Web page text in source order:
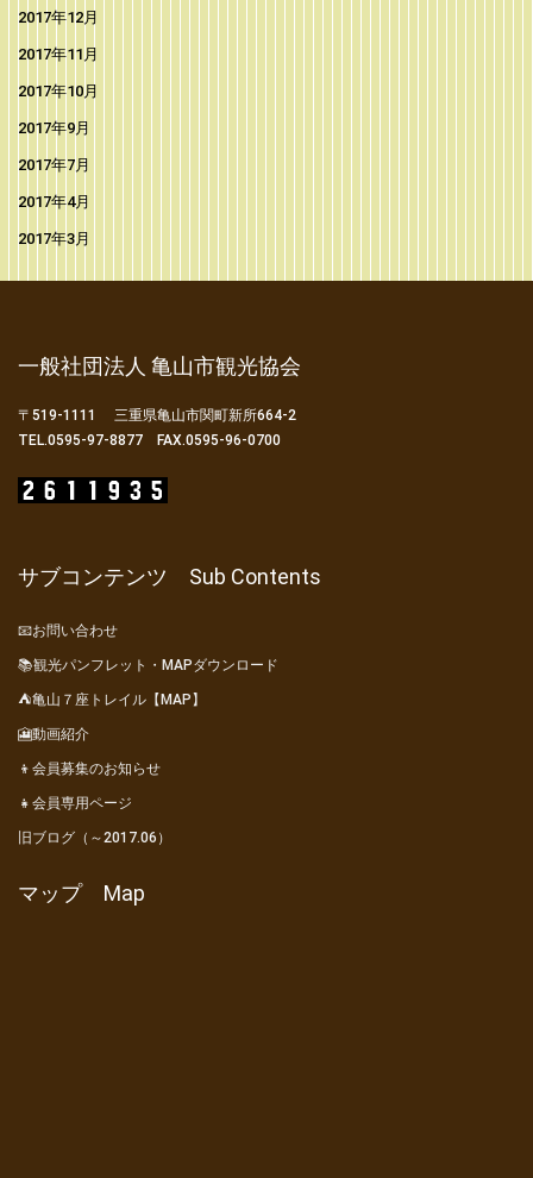
2017年12月
2017年11月
2017年10月
2017年9月
2017年7月
2017年4月
2017年3月
一般社団法人 亀山市観光協会
〒519-1111 三重県亀山市関町新所664-2
TEL.0595-97-8877 FAX.0595-96-0700
サブコンテンツ Sub Contents
📧お問い合わせ
📚観光パンフレット・MAPダウンロード
⛺亀山７座トレイル【MAP】
🎦動画紹介
👦会員募集のお知らせ
👧会員専用ページ
旧ブログ（～2017.06）
マップ Map